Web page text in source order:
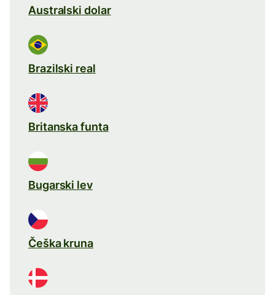
Australski dolar
Brazilski real
Britanska funta
Bugarski lev
Češka kruna